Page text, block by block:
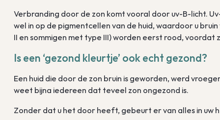
Verbranding door de zon komt vooral door uv-B-licht.
wel in op de pigmentcellen van de huid, waardoor u
II en sommigen met type III) worden eerst rood, voordat
Is een ‘gezond kleurtje’ ook echt gezond?
Een huid die door de zon bruin is geworden, werd
weet bijna iedereen dat teveel zon ongezond is.
Zonder dat u het door heeft, gebeurt er van alles in uw